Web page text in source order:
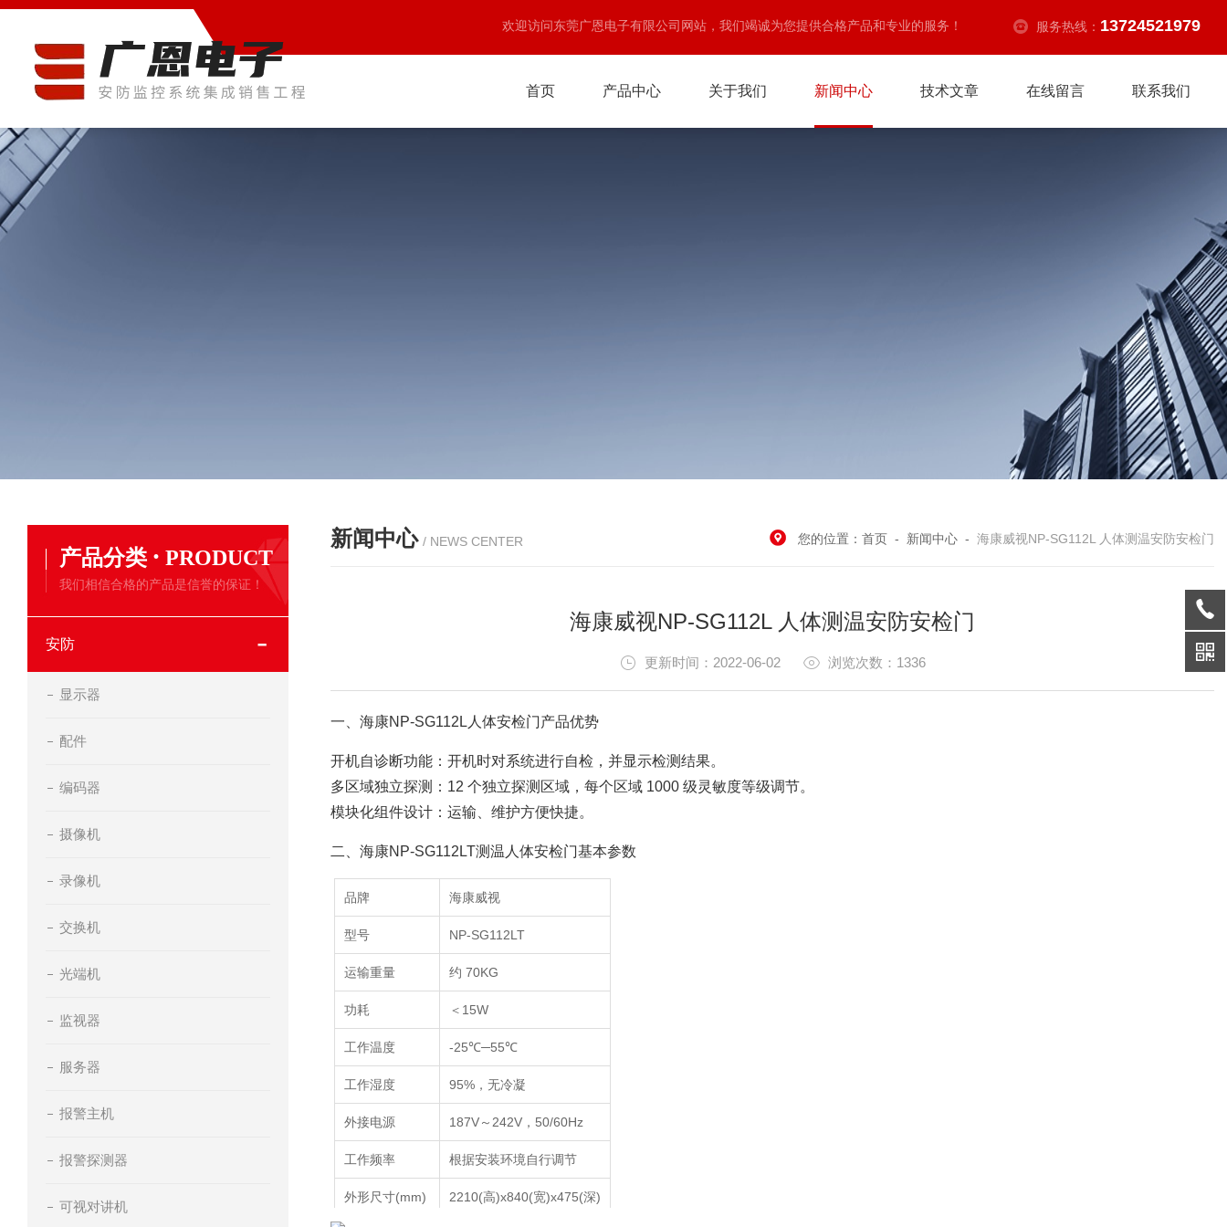
欢迎访问东莞广恩电子有限公司网站，我们竭诚为您提供合格产品和专业的服务！ 服务热线： 13724521979
首页 产品中心 关于我们 新闻中心 技术文章 在线留言 联系我们
产品分类 · PRODUCT
我们相信合格的产品是信誉的保证！
安防
显示器
配件
编码器
摄像机
录像机
交换机
光端机
监视器
服务器
报警主机
报警探测器
可视对讲机
新闻中心 / NEWS CENTER 您的位置： 首页 - 新闻中心 - 海康威视NP-SG112L 人体测温安防安检门
海康威视NP-SG112L 人体测温安防安检门
更新时间：2022-06-02 浏览次数：1336
一、海康NP-SG112L人体安检门产品优势
开机自诊断功能：开机时对系统进行自检，并显示检测结果。
多区域独立探测：12 个独立探测区域，每个区域 1000 级灵敏度等级调节。
模块化组件设计：运输、维护方便快捷。
二、海康NP-SG112LT测温人体安检门基本参数
品牌 海康威视
型号 NP-SG112LT
运输重量 约 70KG
功耗 ＜15W
工作温度 -25℃─55℃
工作湿度 95%，无冷凝
外接电源 187V～242V，50/60Hz
工作频率 根据安装环境自行调节
外形尺寸(mm) 2210(高)x840(宽)x475(深)